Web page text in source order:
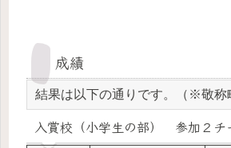
成績
結果は以下の通りです。（※敬称
入賞校（小学生の部） 参加２チ